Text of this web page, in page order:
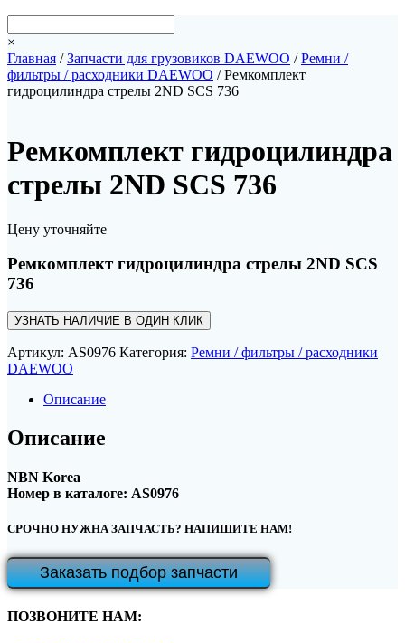
×
Главная /Запчасти для грузовиков DAEWOO /Ремни /
фильтры / расходники DAEWOO / Ремкомплект
гидроцилиндра стрелы 2ND SCS 736
Ремкомплект гидроцилиндра
стрелы 2ND SCS 736
Цену уточняйте
Ремкомплект гидроцилиндра стрелы 2ND SCS
736
УЗНАТЬ НАЛИЧИЕ В ОДИН КЛИК
Артикул: AS0976 Категория: Ремни / фильтры / расходники
DAEWOO
Описание
Описание
NBN Korea
Номер в каталоге: AS0976
СРОЧНО НУЖНА ЗАПЧАСТЬ? НАПИШИТЕ НАМ!
Заказать подбор запчасти
ПОЗВОНИТЕ НАМ: